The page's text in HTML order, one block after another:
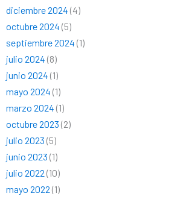
diciembre 2024 (4)
octubre 2024 (5)
septiembre 2024 (1)
julio 2024 (8)
junio 2024 (1)
mayo 2024 (1)
marzo 2024 (1)
octubre 2023 (2)
julio 2023 (5)
junio 2023 (1)
julio 2022 (10)
mayo 2022 (1)